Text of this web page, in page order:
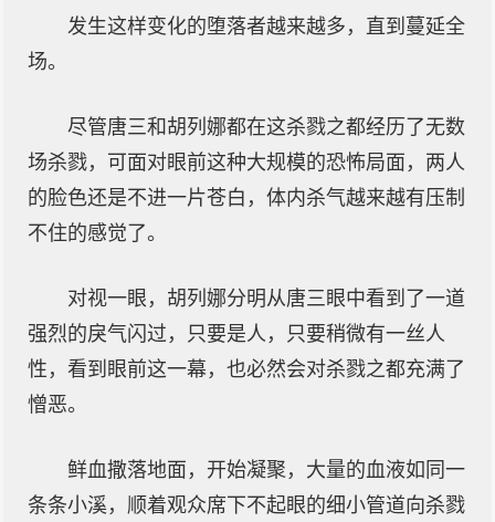
发生这样变化的堕落者越来越多，直到蔓延全
场。
尽管唐三和胡列娜都在这杀戮之都经历了无数
场杀戮，可面对眼前这种大规模的恐怖局面，两人
的脸色还是不进一片苍白，体内杀气越来越有压制
不住的感觉了。
对视一眼，胡列娜分明从唐三眼中看到了一道
强烈的戾气闪过，只要是人，只要稍微有一丝人
性，看到眼前这一幕，也必然会对杀戮之都充满了
憎恶。
鲜血撒落地面，开始凝聚，大量的血液如同一
条条小溪，顺着观众席下不起眼的细小管道向杀戮